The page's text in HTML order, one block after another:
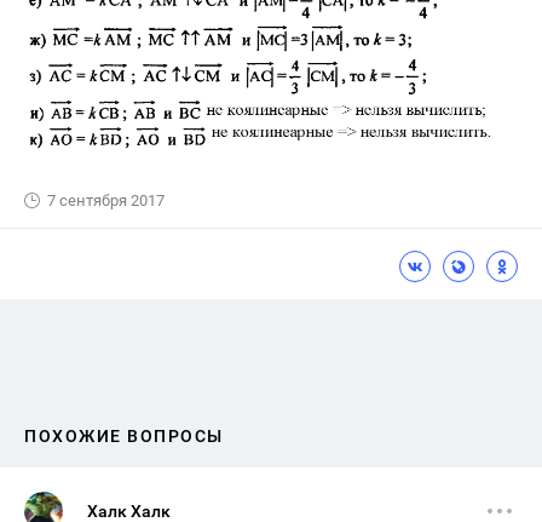
7 сентября 2017
ПОХОЖИЕ ВОПРОСЫ
Халк Халк